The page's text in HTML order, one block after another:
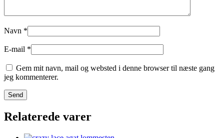
Navn *
E-mail *
Gem mit navn, mail og websted i denne browser til næste gang
jeg kommenterer.
Relaterede varer